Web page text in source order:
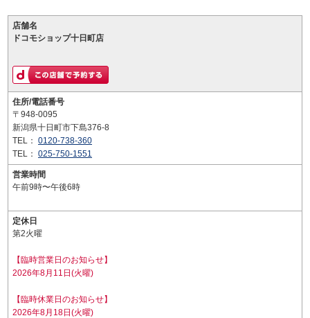
店舗名
ドコモショップ十日町店
住所/電話番号
〒948-0095
新潟県十日町市下島376-8
TEL： 0120-738-360
TEL： 025-750-1551
営業時間
午前9時〜午後6時
定休日
第2火曜
【臨時営業日のお知らせ】
2026年8月11日(火曜)
【臨時休業日のお知らせ】
2026年8月18日(火曜)